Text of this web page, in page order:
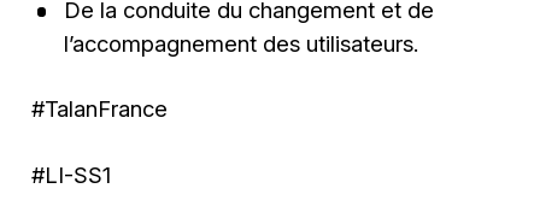
De la conduite du changement et de
l’accompagnement des utilisateurs.
#TalanFrance
#LI-SS1